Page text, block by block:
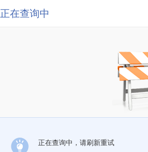
正在查询中
正在查询中，请刷新重试